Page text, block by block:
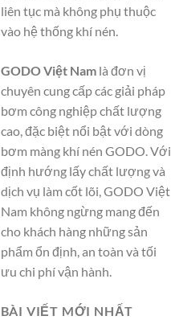
liên tục mà không phụ thuộc
vào hệ thống khí nén.
GODO Việt Namlà đơn vị
chuyên cung cấp các giải pháp
bơm công nghiệp chất lượng
cao, đặc biệt nổi bật với dòng
bơm màng khí nén GODO. Với
định hướng lấy chất lượng và
dịch vụ làm cốt lõi, GODO Việt
Nam không ngừng mang đến
cho khách hàng những sản
phẩm ổn định, an toàn và tối
ưu chi phí vận hành.
BÀI VIẾT MỚI NHẤT